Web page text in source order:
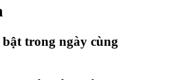
trong ngày cùng